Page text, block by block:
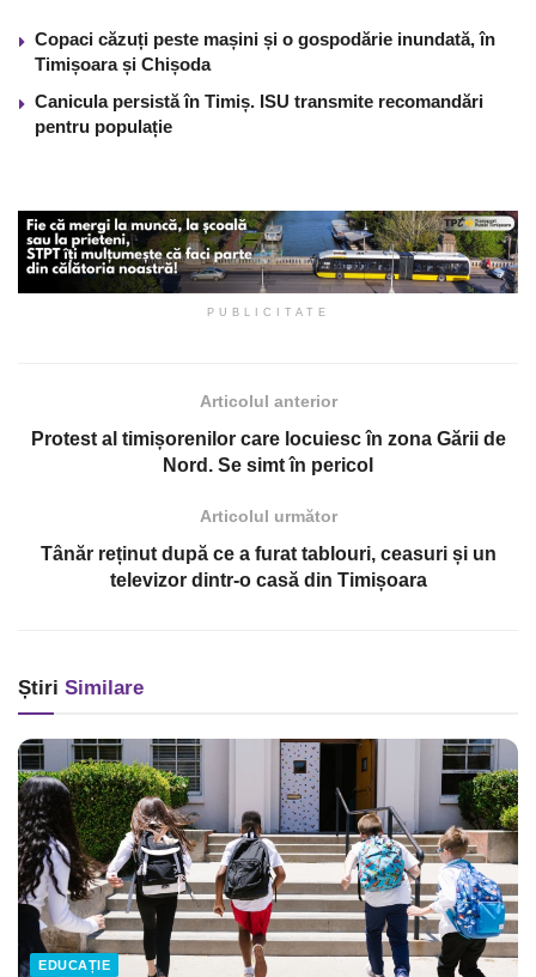
Copaci căzuți peste mașini și o gospodărie inundată, în
Timișoara și Chișoda
Canicula persistă în Timiș. ISU transmite recomandări
pentru populație
PUBLICITATE
Articolul anterior
Protest al timișorenilor care locuiesc în zona Gării de
Nord. Se simt în pericol
Articolul următor
Tânăr reținut după ce a furat tablouri, ceasuri și un
televizor dintr-o casă din Timișoara
Știri Similare
EDUCAȚIE